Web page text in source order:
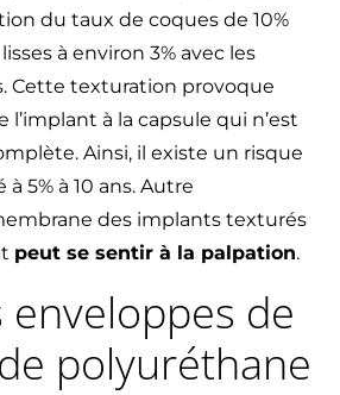
du taux de coques de 10%
à environ 3% avec les
Cette texturation provoque
l’implant à la capsule qui n’est
Ainsi, il existe un risque
5% à 10 ans. Autre
des implants texturés
peut se sentir à la palpation.
enveloppes de
polyuréthane